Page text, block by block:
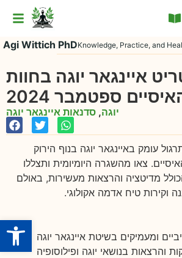
Open toolbar
Agi Wittich PhDKnowledge, Practice, and
איינגאר יוגה בחוות
ספטמבר 2024
יוגה, סדנאות איינגאר יוגה
עומק באיינגאר יוגה בנוף הירוק
צאו מהשגרה היומיומית ותצללו
מדיטציה והרצאות מעשירות, באולם
וקירות טיח אדמה אקולוגי.
ומעמיקים בשיטת איינגאר יוגה
והרצאות בנושאי יוגה ופילוסופיה